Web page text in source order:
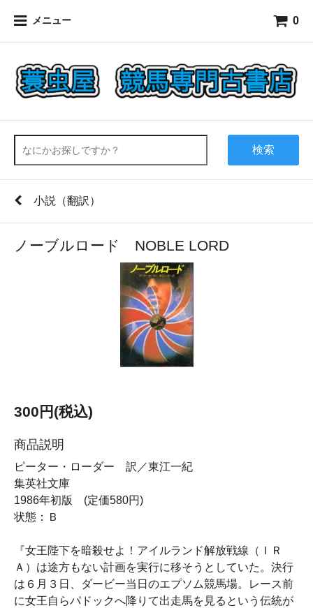
メニュー 0
検索
小説（翻訳）
ノーブルロード NOBLE LORD
300円(税込)
商品説明
ピーター・ローダー 訳／東江一紀
集英社文庫
1986年初版 (定価580円)
状態：Ｂ
『女王陛下を暗殺せよ！アイルランド解放戦線（ＩＲ
Ａ）は途方もない計画を実行に移そうとしていた。決行
は６月３日、ダービー当日のエプソム競馬場。レース前
に女王自らパドックへ降りて出走馬を見るという伝統が